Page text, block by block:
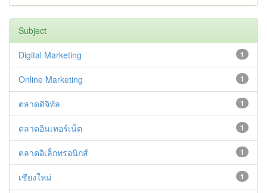
Subject
1
Digital Marketing
1
Online Marketing
1
ตลาดดิจิทัล
1
ตลาดอินเทอร์เน็ต
1
ตลาดอิเล็กทรอนิกส์
1
เชียงใหม่